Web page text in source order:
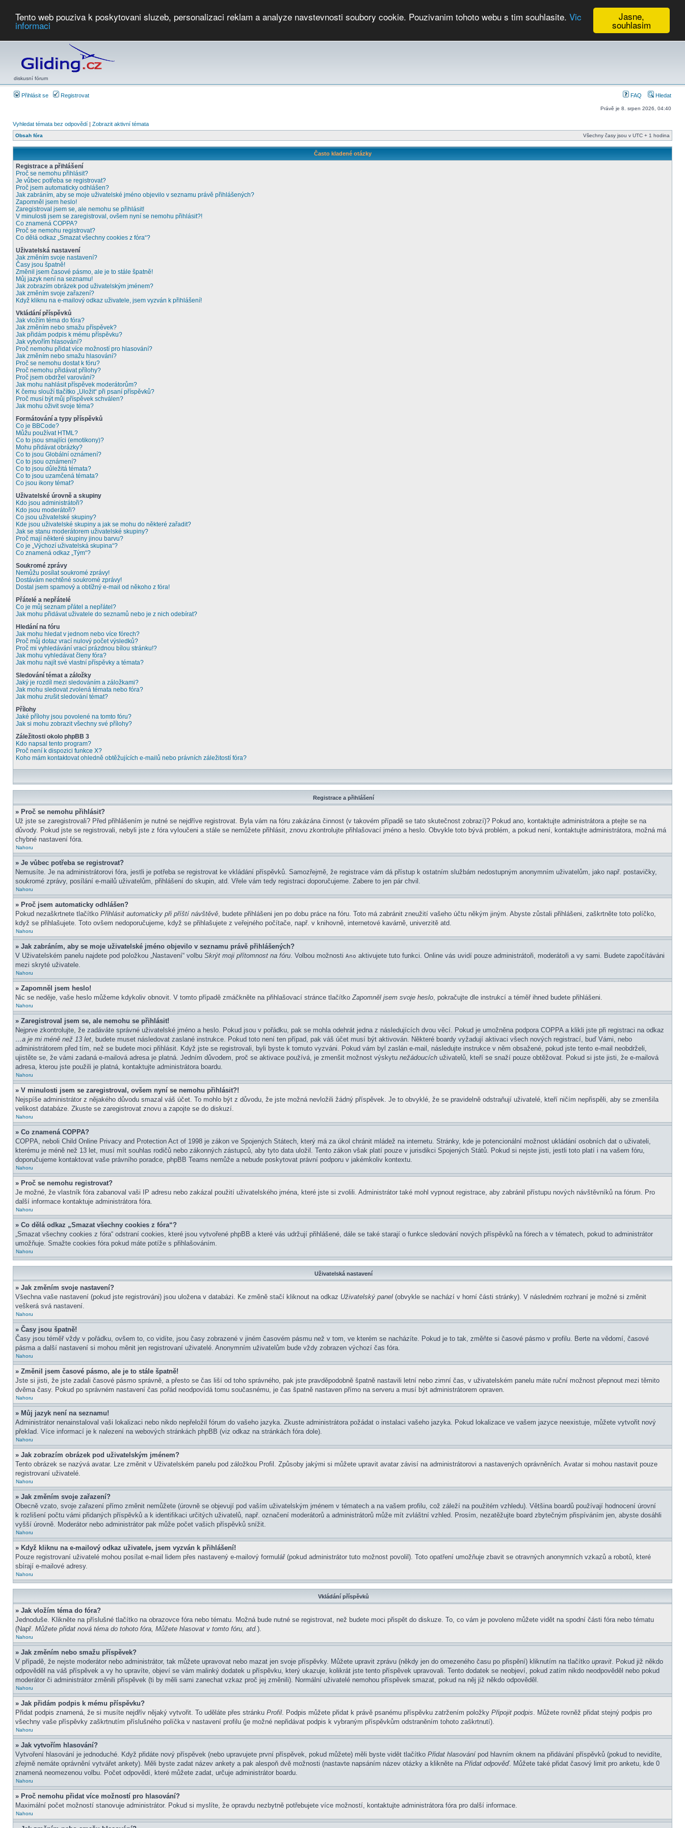
Jasne,
souhlasim
Tento web pouziva k poskytovani sluzeb, personalizaci reklam a analyze navstevnosti soubory cookie. Pouzivanim tohoto webu s tim souhlasite. Vic
informaci
diskusní fórum
Přihlásit se Registrovat FAQ Hledat
Právě je 8. srpen 2026, 04:40
Vyhledat témata bez odpovědí | Zobrazit aktivní témata
Obsah fóra Všechny časy jsou v UTC + 1 hodina
Často kladené otázky
Registrace a přihlášení
Proč se nemohu přihlásit?
Je vůbec potřeba se registrovat?
Proč jsem automaticky odhlášen?
Jak zabráním, aby se moje uživatelské jméno objevilo v seznamu právě přihlášených?
Zapomněl jsem heslo!
Zaregistroval jsem se, ale nemohu se přihlásit!
V minulosti jsem se zaregistroval, ovšem nyní se nemohu přihlásit?!
Co znamená COPPA?
Proč se nemohu registrovat?
Co dělá odkaz „Smazat všechny cookies z fóra“?
Uživatelská nastavení
Jak změním svoje nastavení?
Časy jsou špatně!
Změnil jsem časové pásmo, ale je to stále špatně!
Můj jazyk není na seznamu!
Jak zobrazím obrázek pod uživatelským jménem?
Jak změním svoje zařazení?
Když kliknu na e-mailový odkaz uživatele, jsem vyzván k přihlášení!
Vkládání příspěvků
Jak vložím téma do fóra?
Jak změním nebo smažu příspěvek?
Jak přidám podpis k mému příspěvku?
Jak vytvořím hlasování?
Proč nemohu přidat více možností pro hlasování?
Jak změním nebo smažu hlasování?
Proč se nemohu dostat k fóru?
Proč nemohu přidávat přílohy?
Proč jsem obdržel varování?
Jak mohu nahlásit příspěvek moderátorům?
K čemu slouží tlačítko „Uložit“ při psaní příspěvků?
Proč musí být můj příspěvek schválen?
Jak mohu oživit svoje téma?
Formátování a typy příspěvků
Co je BBCode?
Můžu používat HTML?
Co to jsou smajlíci (emotikony)?
Mohu přidávat obrázky?
Co to jsou Globální oznámení?
Co to jsou oznámení?
Co to jsou důležitá témata?
Co to jsou uzamčená témata?
Co jsou ikony témat?
Uživatelské úrovně a skupiny
Kdo jsou administrátoři?
Kdo jsou moderátoři?
Co jsou uživatelské skupiny?
Kde jsou uživatelské skupiny a jak se mohu do některé zařadit?
Jak se stanu moderátorem uživatelské skupiny?
Proč mají některé skupiny jinou barvu?
Co je „Výchozí uživatelská skupina“?
Co znamená odkaz „Tým“?
Soukromé zprávy
Nemůžu posílat soukromé zprávy!
Dostávám nechtěné soukromé zprávy!
Dostal jsem spamový a obtížný e-mail od někoho z fóra!
Přátelé a nepřátelé
Co je můj seznam přátel a nepřátel?
Jak mohu přidávat uživatele do seznamů nebo je z nich odebírat?
Hledání na fóru
Jak mohu hledat v jednom nebo více fórech?
Proč můj dotaz vrací nulový počet výsledků?
Proč mi vyhledávání vrací prázdnou bílou stránku!?
Jak mohu vyhledávat členy fóra?
Jak mohu najít své vlastní příspěvky a témata?
Sledování témat a záložky
Jaký je rozdíl mezi sledováním a záložkami?
Jak mohu sledovat zvolená témata nebo fóra?
Jak mohu zrušit sledování témat?
Přílohy
Jaké přílohy jsou povolené na tomto fóru?
Jak si mohu zobrazit všechny své přílohy?
Záležitosti okolo phpBB 3
Kdo napsal tento program?
Proč není k dispozici funkce X?
Koho mám kontaktovat ohledně obtěžujících e-mailů nebo právních záležitostí fóra?
Registrace a přihlášení
» Proč se nemohu přihlásit?
Už jste se zaregistrovali? Před přihlášením je nutné se nejdříve registrovat. Byla vám na fóru zakázána činnost (v takovém případě se tato skutečnost zobrazí)? Pokud ano, kontaktujte administrátora a ptejte se na
důvody. Pokud jste se registrovali, nebyli jste z fóra vyloučeni a stále se nemůžete přihlásit, znovu zkontrolujte přihlašovací jméno a heslo. Obvykle toto bývá problém, a pokud není, kontaktujte administrátora, možná má
chybné nastavení fóra.
Nahoru
» Je vůbec potřeba se registrovat?
Nemusíte. Je na administrátorovi fóra, jestli je potřeba se registrovat ke vkládání příspěvků. Samozřejmě, že registrace vám dá přístup k ostatním službám nedostupným anonymním uživatelům, jako např. postavičky,
soukromé zprávy, posílání e-mailů uživatelům, přihlášení do skupin, atd. Vřele vám tedy registraci doporučujeme. Zabere to jen pár chvil.
Nahoru
» Proč jsem automaticky odhlášen?
Pokud nezaškrtnete tlačítko Přihlásit automaticky při příští návštěvě, budete přihlášeni jen po dobu práce na fóru. Toto má zabránit zneužití vašeho účtu někým jiným. Abyste zůstali přihlášeni, zaškrtněte toto políčko,
když se přihlašujete. Toto ovšem nedoporučujeme, když se přihlašujete z veřejného počítače, např. v knihovně, internetové kavárně, univerzitě atd.
Nahoru
» Jak zabráním, aby se moje uživatelské jméno objevilo v seznamu právě přihlášených?
V Uživatelském panelu najdete pod položkou „Nastavení“ volbu Skrýt moji přítomnost na fóru. Volbou možnosti Ano aktivujete tuto funkci. Online vás uvidí pouze administrátoři, moderátoři a vy sami. Budete započítáváni
mezi skryté uživatele.
Nahoru
» Zapomněl jsem heslo!
Nic se neděje, vaše heslo můžeme kdykoliv obnovit. V tomto případě zmáčkněte na přihlašovací stránce tlačítkoZapomněl jsem svoje heslo, pokračujte dle instrukcí a téměř ihned budete přihlášeni.
Nahoru
» Zaregistroval jsem se, ale nemohu se přihlásit!
Nejprve zkontrolujte, že zadáváte správné uživatelské jméno a heslo. Pokud jsou v pořádku, pak se mohla odehrát jedna z následujících dvou věcí. Pokud je umožněna podpora COPPA a klikli jste při registraci na odkaz
…a je mi méně než 13 let, budete muset následovat zaslané instrukce. Pokud toto není ten případ, pak váš účet musí být aktivován. Některé boardy vyžadují aktivaci všech nových registrací, buď Vámi, nebo
administrátorem před tím, než se budete moci přihlásit. Když jste se registrovali, byli byste k tomuto vyzváni. Pokud vám byl zaslán e-mail, následujte instrukce v něm obsažené, pokud jste tento e-mail neobdrželi,
ujistěte se, že vámi zadaná e-mailová adresa je platná. Jedním důvodem, proč se aktivace používá, je zmenšit možnost výskytu nežádoucích uživatelů, kteří se snaží pouze obtěžovat. Pokud si jste jisti, že e-mailová
adresa, kterou jste použili je platná, kontaktujte administrátora boardu.
Nahoru
» V minulosti jsem se zaregistroval, ovšem nyní se nemohu přihlásit?!
Nejspíše administrátor z nějakého důvodu smazal váš účet. To mohlo být z důvodu, že jste možná nevložili žádný příspěvek. Je to obvyklé, že se pravidelně odstraňují uživatelé, kteří ničím nepřispěli, aby se zmenšila
velikost databáze. Zkuste se zaregistrovat znovu a zapojte se do diskuzí.
Nahoru
» Co znamená COPPA?
COPPA, neboli Child Online Privacy and Protection Act of 1998 je zákon ve Spojených Státech, který má za úkol chránit mládež na internetu. Stránky, kde je potencionální možnost ukládání osobních dat o uživateli,
kterému je méně než 13 let, musí mít souhlas rodičů nebo zákonných zástupců, aby tyto data uložil. Tento zákon však platí pouze v jurisdikci Spojených Států. Pokud si nejste jisti, jestli toto platí i na vašem fóru,
doporučujeme kontaktovat vaše právního poradce, phpBB Teams nemůže a nebude poskytovat právní podporu v jakémkoliv kontextu.
Nahoru
» Proč se nemohu registrovat?
Je možné, že vlastník fóra zabanoval vaši IP adresu nebo zakázal použití uživatelského jména, které jste si zvolili. Administrátor také mohl vypnout registrace, aby zabránil přístupu nových návštěvníků na fórum. Pro
další informace kontaktuje administrátora fóra.
Nahoru
» Co dělá odkaz „Smazat všechny cookies z fóra“?
„Smazat všechny cookies z fóra“ odstraní cookies, které jsou vytvořené phpBB a které vás udržují přihlášené, dále se také starají o funkce sledování nových příspěvků na fórech a v tématech, pokud to administrátor
umožňuje. Smažte cookies fóra pokud máte potíže s přihlašováním.
Nahoru
Uživatelská nastavení
» Jak změním svoje nastavení?
Všechna vaše nastavení (pokud jste registrováni) jsou uložena v databázi. Ke změně stačí kliknout na odkaz Uživatelský panel (obvykle se nachází v horní části stránky). V následném rozhraní je možné si změnit
veškerá svá nastavení.
Nahoru
» Časy jsou špatně!
Časy jsou téměř vždy v pořádku, ovšem to, co vidíte, jsou časy zobrazené v jiném časovém pásmu než v tom, ve kterém se nacházíte. Pokud je to tak, změňte si časové pásmo v profilu. Berte na vědomí, časové
pásma a další nastavení si mohou měnit jen registrovaní uživatelé. Anonymním uživatelům bude vždy zobrazen výchozí čas fóra.
Nahoru
» Změnil jsem časové pásmo, ale je to stále špatně!
Jste si jisti, že jste zadali časové pásmo správně, a přesto se čas liší od toho správného, pak jste pravděpodobně špatně nastavili letní nebo zimní čas, v uživatelském panelu máte ruční možnost přepnout mezi těmito
dvěma časy. Pokud po správném nastavení čas pořád neodpovídá tomu současnému, je čas špatně nastaven přímo na serveru a musí být administrátorem opraven.
Nahoru
» Můj jazyk není na seznamu!
Administrátor nenainstaloval vaši lokalizaci nebo nikdo nepřeložil fórum do vašeho jazyka. Zkuste administrátora požádat o instalaci vašeho jazyka. Pokud lokalizace ve vašem jazyce neexistuje, můžete vytvořit nový
překlad. Více informací je k nalezení na webových stránkách phpBB (viz odkaz na stránkách fóra dole).
Nahoru
» Jak zobrazím obrázek pod uživatelským jménem?
Tento obrázek se nazývá avatar. Lze změnit v Uživatelském panelu pod záložkou Profil. Způsoby jakými si můžete upravit avatar závisí na administrátorovi a nastavených oprávněních. Avatar si mohou nastavit pouze
registrovaní uživatelé.
Nahoru
» Jak změním svoje zařazení?
Obecně vzato, svoje zařazení přímo změnit nemůžete (úrovně se objevují pod vaším uživatelským jménem v tématech a na vašem profilu, což záleží na použitém vzhledu). Většina boardů používají hodnocení úrovní
k rozlišení počtu vámi přidaných příspěvků a k identifikaci určitých uživatelů, např. označení moderátorů a administrátorů může mít zvláštní vzhled. Prosím, nezatěžujte board zbytečným přispíváním jen, abyste dosáhli
vyšší úrovně. Moderátor nebo administrátor pak může počet vašich příspěvků snížit.
Nahoru
» Když kliknu na e-mailový odkaz uživatele, jsem vyzván k přihlášení!
Pouze registrovaní uživatelé mohou posílat e-mail lidem přes nastavený e-mailový formulář (pokud administrátor tuto možnost povolil). Toto opatření umožňuje zbavit se otravných anonymních vzkazů a robotů, které
sbírají e-mailové adresy.
Nahoru
Vkládání příspěvků
» Jak vložím téma do fóra?
Jednoduše. Klikněte na příslušné tlačítko na obrazovce fóra nebo tématu. Možná bude nutné se registrovat, než budete moci přispět do diskuze. To, co vám je povoleno můžete vidět na spodní části fóra nebo tématu
(Např. Můžete přidat nová téma do tohoto fóra, Můžete hlasovat v tomto fóru, atd.).
Nahoru
» Jak změním nebo smažu příspěvek?
V případě, že nejste moderátor nebo administrátor, tak můžete upravovat nebo mazat jen svoje příspěvky. Můžete upravit zprávu (někdy jen do omezeného času po přispění) kliknutím na tlačítko upravit. Pokud již někdo
odpověděl na váš příspěvek a vy ho upravíte, objeví se vám malinký dodatek u příspěvku, který ukazuje, kolikrát jste tento příspěvek upravovali. Tento dodatek se neobjeví, pokud zatím nikdo neodpověděl nebo pokud
moderátor či administrátor změnili příspěvek (ti by měli sami zanechat vzkaz proč jej změnili). Normální uživatelé nemohou příspěvek smazat, pokud na něj již někdo odpověděl.
Nahoru
» Jak přidám podpis k mému příspěvku?
Přidat podpis znamená, že si musíte nejdřív nějaký vytvořit. To uděláte přes stránku Profil. Podpis můžete přidat k právě psanému příspěvku zatržením položky Připojit podpis. Můžete rovněž přidat stejný podpis pro
všechny vaše příspěvky zaškrtnutím příslušného políčka v nastavení profilu (je možné nepřidávat podpis k vybraným příspěvkům odstraněním tohoto zaškrtnutí).
Nahoru
» Jak vytvořím hlasování?
Vytvoření hlasování je jednoduché. Když přidáte nový příspěvek (nebo upravujete první příspěvek, pokud můžete) měli byste vidět tlačítko Přidat hlasovánípod hlavním oknem na přidávání příspěvků (pokud to nevidíte,
zřejmě nemáte oprávnění vytvářet ankety). Měli byste zadat název ankety a pak alespoň dvě možnosti (nastavte napsáním název otázky a klikněte na Přidat odpověď. Můžete také přidat časový limit pro anketu, kde 0
znamená neomezenou volbu. Počet odpovědí, které můžete zadat, určuje administrátor boardu.
Nahoru
» Proč nemohu přidat více možností pro hlasování?
Maximální počet možností stanovuje administrátor. Pokud si myslíte, že opravdu nezbytně potřebujete více možností, kontaktujte administrátora fóra pro další informace.
Nahoru